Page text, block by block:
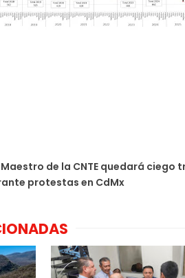
Maestro de la CNTE quedará ciego
protestas en CdMx